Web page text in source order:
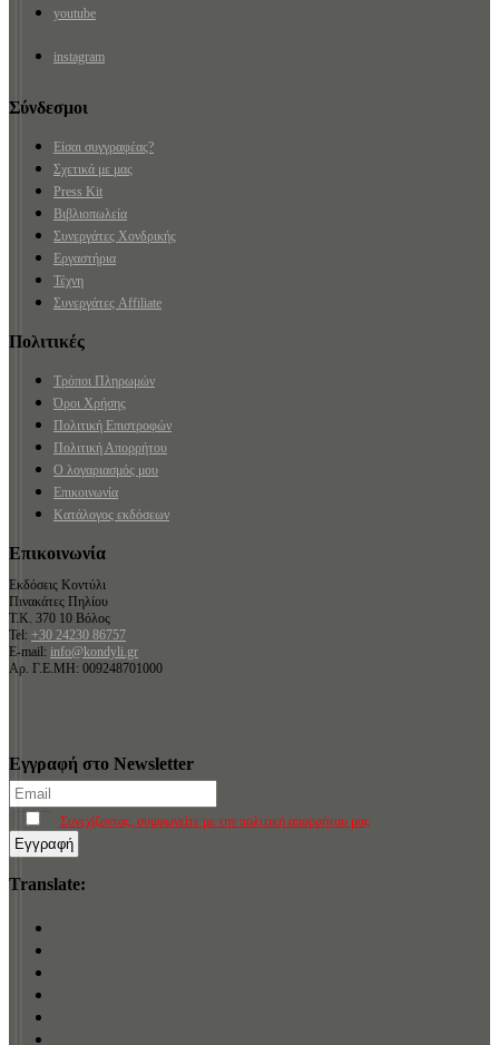
youtube
instagram
Σύνδεσμοι
Είσαι συγγραφέας?
Σχετικά με μας
Press Kit
Βιβλιοπωλεία
Συνεργάτες Χονδρικής
Εργαστήρια
Τέχνη
Συνεργάτες Affiliate
Πολιτικές
Τρόποι Πληρωμών
Όροι Χρήσης
Πολιτική Επιστροφών
Πολιτική Απορρήτου
Ο λογαριασμός μου
Επικοινωνία
Κατάλογος εκδόσεων
Επικοινωνία
Εκδόσεις Κοντύλι
Πινακάτες Πηλίου
Τ.Κ. 370 10 Βόλος
Tel: +30 24230 86757
E-mail: info@kondyli.gr
Αρ. Γ.Ε.ΜΗ: 009248701000
Εγγραφή στο Newsletter
Συνεχίζοντας, συμφωνείτε με την πολιτική απορρήτου μας
Translate: